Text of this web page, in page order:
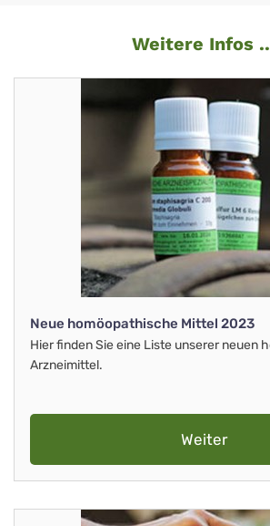
Weitere Infos
Neue homöopathische Mittel 2023
Hier finden Sie eine Liste unserer neuen
Arzneimittel.
Weiter